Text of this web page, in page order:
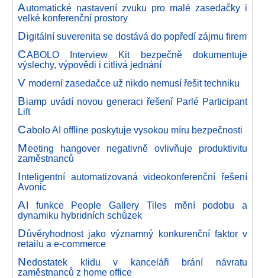
Automatické nastavení zvuku pro malé zasedačky i
velké konferenční prostory
Digitální suverenita se dostává do popředí zájmu firem
CABOLO Interview Kit bezpečně dokumentuje
výslechy, výpovědi i citlivá jednání
V moderní zasedačce už nikdo nemusí řešit techniku
Biamp uvádí novou generaci řešení Parlé Participant
Lift
Cabolo AI offline poskytuje vysokou míru bezpečnosti
Meeting hangover negativně ovlivňuje produktivitu
zaměstnanců
Inteligentní automatizovaná videokonferenční řešení
Avonic
AI funkce People Gallery Tiles mění podobu a
dynamiku hybridních schůzek
Důvěryhodnost jako významný konkurenční faktor v
retailu a e-commerce
Nedostatek klidu v kanceláři brání návratu
zaměstnanců z home office